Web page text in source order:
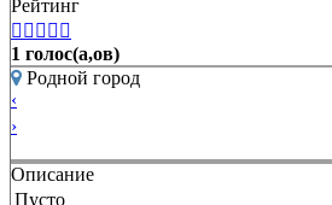
Рейтинг
    
1 голос(а,ов)
Родной город
‹
›
Описание
Пусто